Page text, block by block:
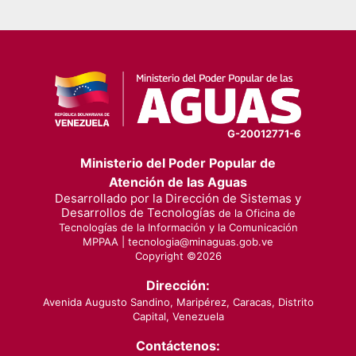
G-20012771-6
Ministerio del Poder Popular de
Atención de las Aguas
Desarrollado por la Dirección de Sistemas y
Desarrollos de Tecnologías de la Oficina de
Tecnologías de la Información y la Comunicación
MPPAA | tecnologia@minaguas.gob.ve
Copyright ©2026
Dirección:
Avenida Augusto Sandino, Maripérez, Caracas, Distrito
Capital, Venezuela
Contáctenos: